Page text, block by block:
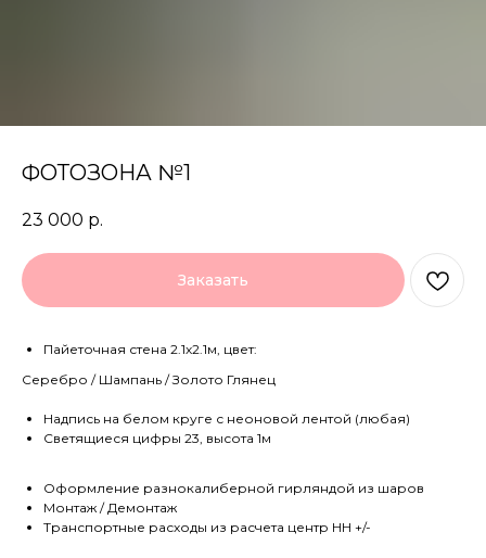
ФОТОЗОНА №1
23 000 р.
Заказать
Пайеточная стена 2.1х2.1м, цвет:
Серебро / Шампань / Золото Глянец
Надпись на белом круге с неоновой лентой (любая)
Светящиеся цифры 23, высота 1м
Оформление разнокалиберной гирляндой из шаров
Монтаж / Демонтаж
Транспортные расходы из расчета центр НН +/-